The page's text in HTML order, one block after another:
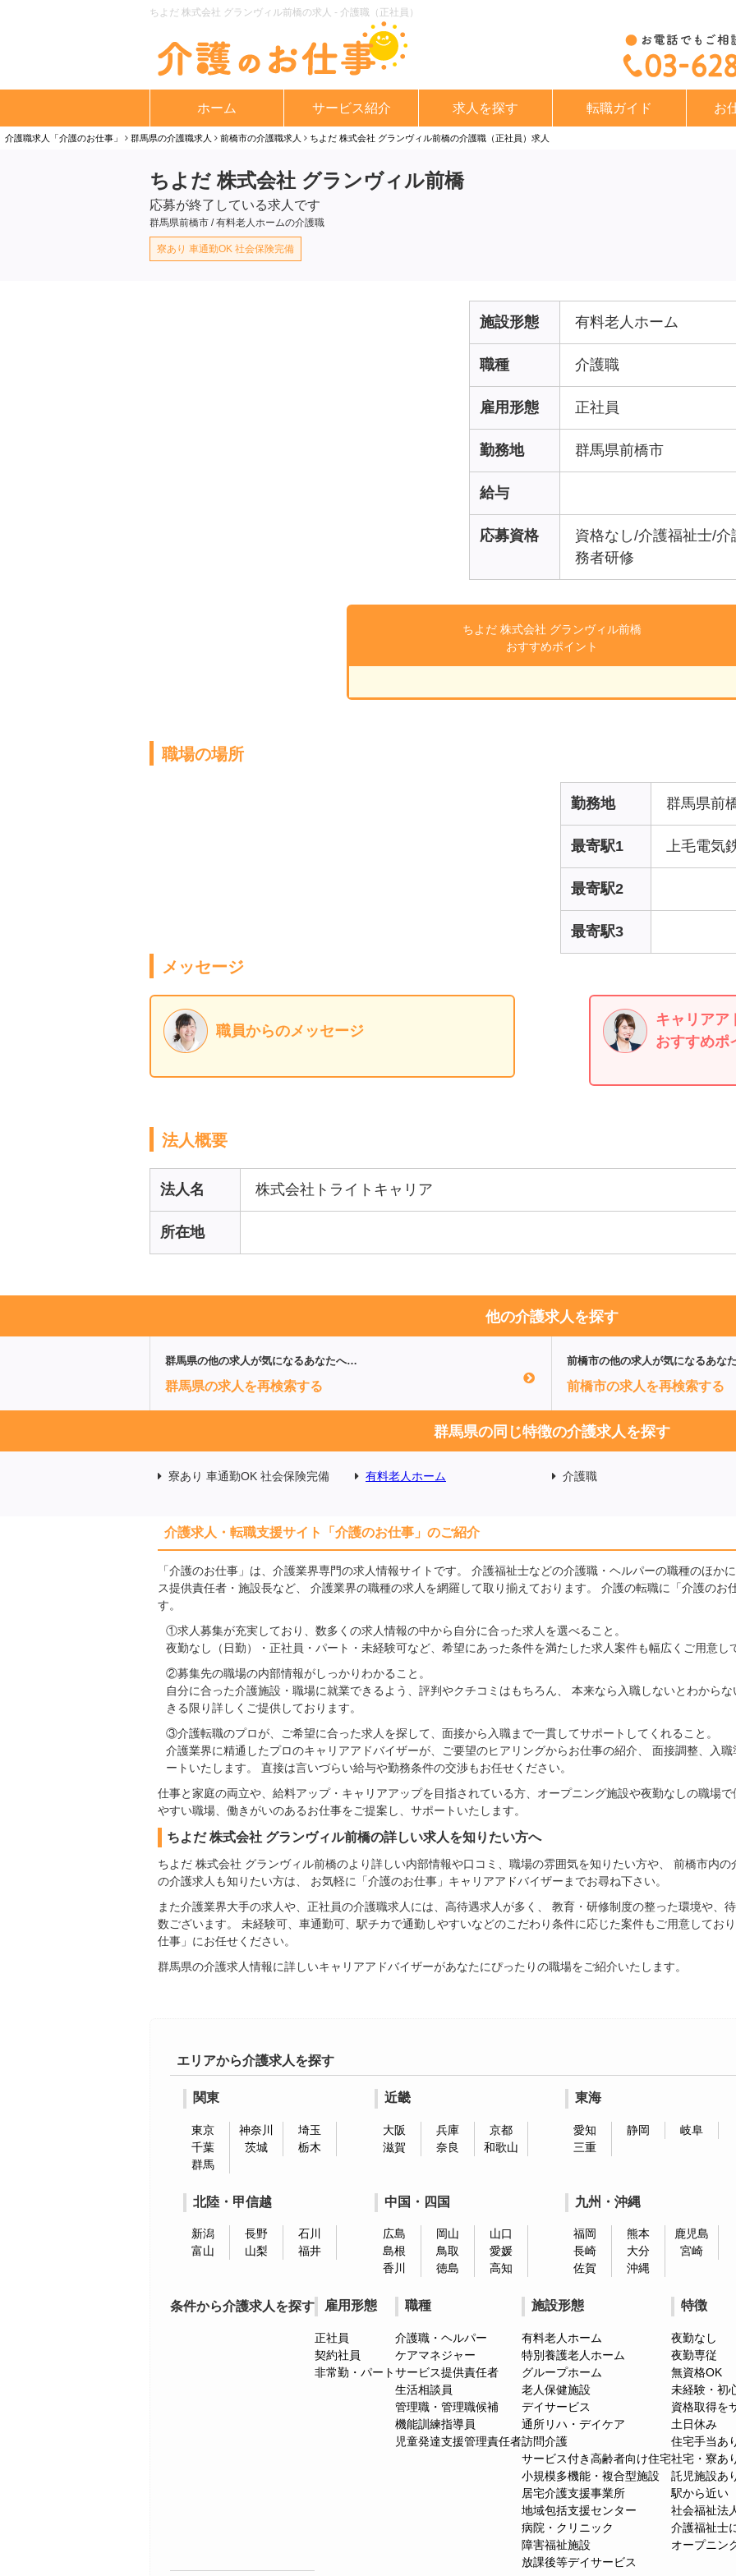
ちよだ 株式会社 グランヴィル前橋の求人 - 介護職（正社員）
ホーム サービス紹介 求人を探す 転職ガイド お
介護職求人「介護のお仕事」 群馬県の介護職求人 前橋市の介護職求人 ちよだ 株式会社 グランヴィル前橋の介護職（正社員）求人
ちよだ 株式会社 グランヴィル前橋
応募が終了している求人です
群馬県前橋市 / 有料老人ホームの介護職
寮あり 車通勤OK 社会保険完備
施設形態 有料老人ホーム
職種 介護職
雇用形態 正社員
勤務地 群馬県前橋市
給与
応募資格
資格なし/介護福祉士/
務者研修
ちよだ 株式会社 グランヴィル前橋
おすすめポイント
職場の場所
勤務地 群馬県前
最寄駅1 上毛電気
最寄駅2
最寄駅3
メッセージ
職員からのメッセージ
キャリアア
おすすめポ
法人概要
法人名 株式会社トライトキャリア
所在地
他の介護求人を探す
群馬県の他の求人が気になるあなたへ…
群馬県の求人を再検索する
前橋市の他の求人が気になるあな
前橋市の求人を再検索する
群馬県の同じ特徴の介護求人を探す
寮あり 車通勤OK 社会保険完備 有料老人ホーム 介護職
介護求人・転職支援サイト「介護のお仕事」のご紹介
「介護のお仕事」は、介護業界専門の求人情報サイトです。 介護福祉士などの介護職・ヘルパーの職種のほか
ス提供責任者・施設長など、 介護業界の職種の求人を網羅して取り揃えております。 介護の転職に「介護のお
す。
①求人募集が充実しており、数多くの求人情報の中から自分に合った求人を選べること。
夜勤なし（日勤）・正社員・パート・未経験可など、希望にあった条件を満たした求人案件も幅広くご用意し
②募集先の職場の内部情報がしっかりわかること。
自分に合った介護施設・職場に就業できるよう、評判やクチコミはもちろん、 本来なら入職しないとわから
きる限り詳しくご提供しております。
③介護転職のプロが、ご希望に合った求人を探して、面接から入職まで一貫してサポートしてくれること。
介護業界に精通したプロのキャリアアドバイザーが、ご要望のヒアリングからお仕事の紹介、 面接調整、入
ートいたします。 直接は言いづらい給与や勤務条件の交渉もお任せください。
仕事と家庭の両立や、給料アップ・キャリアアップを目指されている方、オープニング施設や夜勤なしの職場
やすい職場、働きがいのあるお仕事をご提案し、サポートいたします。
ちよだ 株式会社 グランヴィル前橋の詳しい求人を知りたい方へ
ちよだ 株式会社 グランヴィル前橋のより詳しい内部情報や口コミ、職場の雰囲気を知りたい方や、 前橋市内
の介護求人も知りたい方は、 お気軽に「介護のお仕事」キャリアアドバイザーまでお尋ね下さい。
また介護業界大手の求人や、正社員の介護職求人には、高待遇求人が多く、 教育・研修制度の整った環境や、
数ございます。 未経験可、車通勤可、駅チカで通勤しやすいなどのこだわり条件に応じた案件もご用意してお
仕事」にお任せください。
群馬県の介護求人情報に詳しいキャリアアドバイザーがあなたにぴったりの職場をご紹介いたします。
エリアから介護求人を探す
関東
東京 神奈川
埼玉
千葉
茨城
栃木
群馬
近畿
大阪 兵庫
京都
滋賀
奈良 和歌山
東海
愛知 静岡
岐阜
三重
北陸・甲信越
新潟 長野
石川
富山
山梨 福井
中国・四国
広島 岡山
山口
島根
鳥取
愛媛
香川
徳島 高知
九州・沖縄
福岡 熊本
鹿児島
長崎
大分
宮崎
佐賀
沖縄
条件から介護求人を探す 雇用形態
正社員
契約社員
非常勤・パート
職種
介護職・ヘルパー
ケアマネジャー
サービス提供責任者
生活相談員
管理職・管理職候補
機能訓練指導員
児童発達支援管理責任者
施設形態
有料老人ホーム
特別養護老人ホーム
グループホーム
老人保健施設
デイサービス
通所リハ・デイケア
訪問介護
サービス付き高齢者向け住宅
小規模多機能・複合型施設
居宅介護支援事業所
地域包括支援センター
病院・クリニック
障害福祉施設
放課後等デイサービス
特徴
夜勤なし
夜勤専従
無資格OK
未経験・初
資格取得を
土日休み
住宅手当あ
社宅・寮あ
託児施設あ
駅から近い
社会福祉法
介護福祉士
オープニン